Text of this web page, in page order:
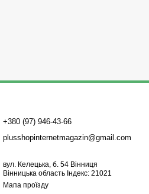
+380 (97) 946-43-66
plusshopinternetmagazin@gmail.com
вул. Келецька, б. 54 Вінниця
Вінницька область Індекс: 21021
Мапа проїзду